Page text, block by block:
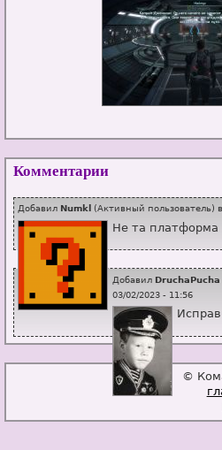
Комментарии
Добавил Numkl (Активный пользователь) в
Не та платформа
Добавил DruchaPucha
03/02/2023 - 11:56
©